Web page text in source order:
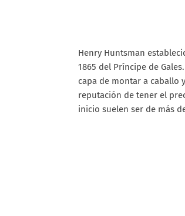
Henry Huntsman
1865 del Príncipe de
capa de montar a caballo
reputación de tener el
inicio suelen ser de más